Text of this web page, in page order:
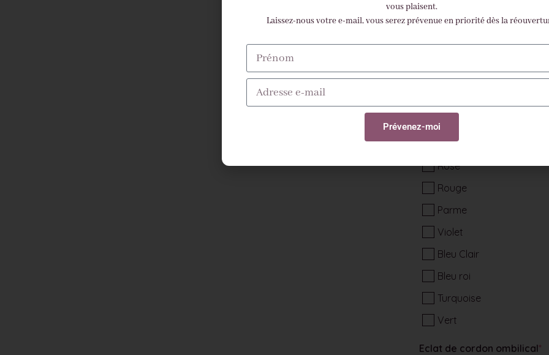
turquoise
Paillettes sur le bas de
Opale
Or
Rose Gold
Rose
Rouge
Parme
Violet
Bleu Clair
Bleu roi
Turquoise
Vert
Eclat de cordon ombilical*
vous plaisent.
Laissez-nous votre e-mail, vous serez prévenue en priorité dès la
Prévenez-moi